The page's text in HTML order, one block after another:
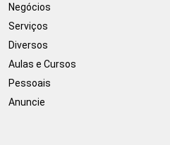
Negócios
Serviços
Diversos
Aulas e Cursos
Pessoais
Anuncie